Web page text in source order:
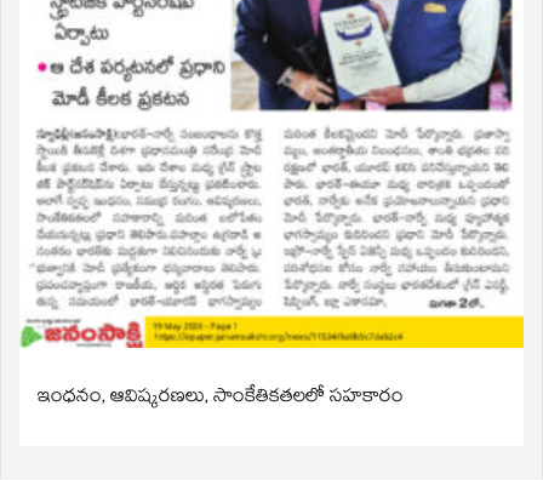
ఇంధనం, ఆవిష్కరణలు, సాంకేతికతలలో సహకారం